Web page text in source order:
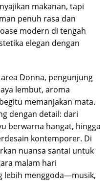
makanan, tapi
penuh rasa dan
modern di tengah
elegan dengan
Donna, pengunjung
lembut, aroma
memanjakan mata.
dengan detail: dari
berwarna hangat, hingga
kontemporer. Di
nuansa santai untuk
malam hari
lebih menggoda—musik,